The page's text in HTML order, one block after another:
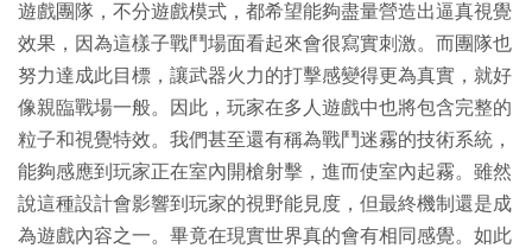
遊戲團隊，不分遊戲模式，都希望能夠盡量營造出逼真視覺
效果，因為這樣子戰鬥場面看起來會很寫實刺激。而團隊也
努力達成此目標，讓武器火力的打擊感變得更為真實，就好
像親臨戰場一般。因此，玩家在多人遊戲中也將包含完整的
粒子和視覺特效。我們甚至還有稱為戰鬥迷霧的技術系統，
能夠感應到玩家正在室內開槍射擊，進而使室內起霧。雖然
說這種設計會影響到玩家的視野能見度，但最終機制還是成
為遊戲內容之一。畢竟在現實世界真的會有相同感覺。如此